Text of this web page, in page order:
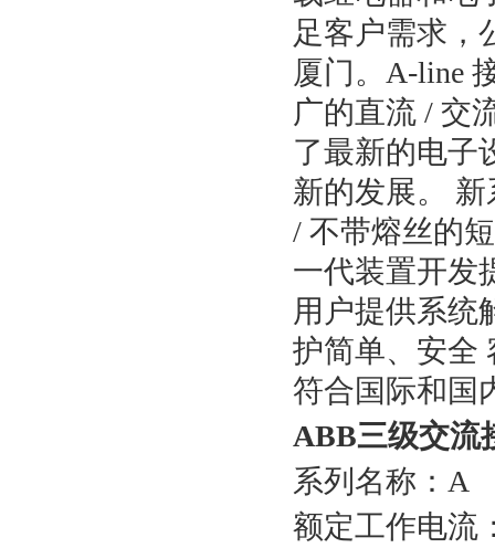
足客户需求，
厦门。A-line
广的直流 / 交
了最新的电子
新的发展。
/ 不带熔丝的
一代装置开发
用户提供系统
护简单、安全
符合国际和国
ABB三级交流
系列名称：A
额定工作电流